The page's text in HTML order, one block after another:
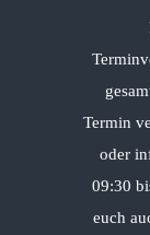
Termin
oder
09:30
euch